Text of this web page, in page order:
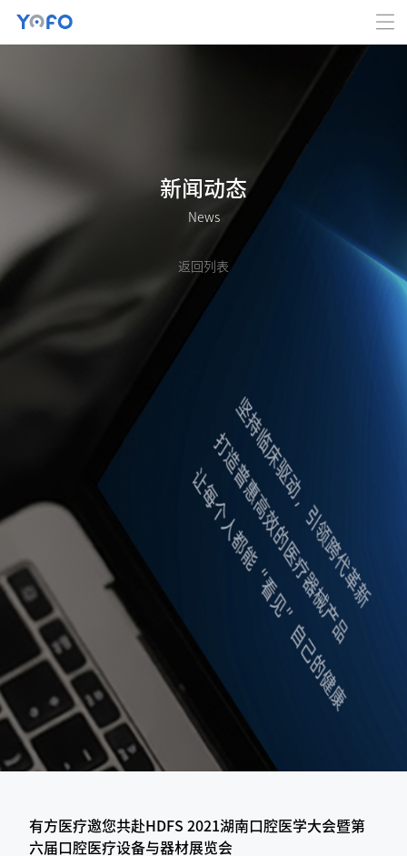
新闻动态
News
返回列表
有方医疗邀您共赴HDFS 2021湖南口腔医学大会暨第
六届口腔医疗设备与器材展览会